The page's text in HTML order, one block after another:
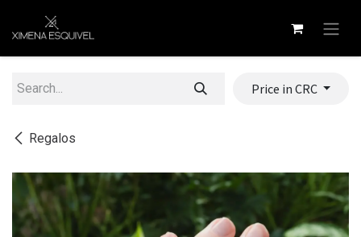
Regalos
Price in CRC